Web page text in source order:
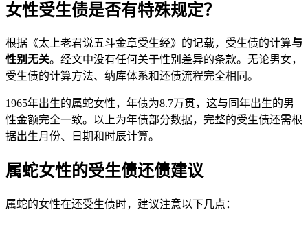
女性受生债是否有特殊规定？
根据《太上老君说五斗金章受生经》的记载，受生债的计算与
性别无关。经文中没有任何关于性别差异的条款。无论男女，
受生债的计算方法、纳库体系和还债流程完全相同。
1965年出生的属蛇女性，年债为8.7万贯，这与同年出生的男
性金额完全一致。以上为年债部分数据，完整的受生债还需根
据出生月份、日期和时辰计算。
属蛇女性的受生债还债建议
属蛇的女性在还受生债时，建议注意以下几点：